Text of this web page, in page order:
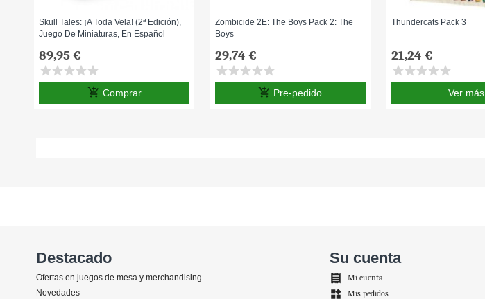
Skull Tales: ¡A Toda Vela! (2ª Edición),
Juego De Miniaturas, En Español
89,95 €
starstarstarstarstar
add_shopping_cart Comprar
Zombicide 2E: The Boys Pack 2: The
Boys
29,74 €
starstarstarstarstar
add_shopping_cart Pre-pedido
Thundercats Pack 3
21,24 €
starstarstarstarstar
Ver más
Destacado
Ofertas en juegos de mesa y merchandising
Novedades
Su cuenta
 Mi cuenta
widgets Mis pedidos